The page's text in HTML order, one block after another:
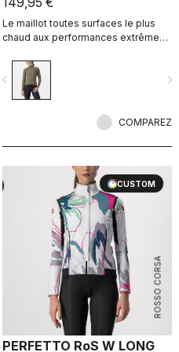
Le maillot toutes surfaces le plus
chaud aux performances extrêmes,
l’aventure.
navigate_next
COMPAREZ
ROSSO CORSA
CUSTOM
PERFETTO RoS W LONG